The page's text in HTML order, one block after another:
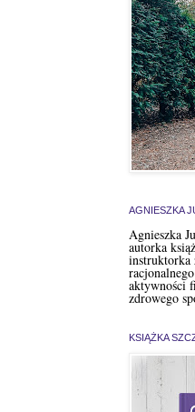
AGNIESZKA
Agnieszka
autorka
instruktorka
aktywności
zdrowego
KSIĄŻKA